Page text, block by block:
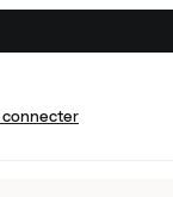
connecter